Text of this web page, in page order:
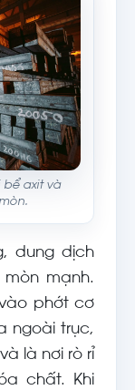
bể axit và
dung dịch
mạnh.
phớt cơ
ngoài trục,
là nơi rò rỉ
chất. Khi